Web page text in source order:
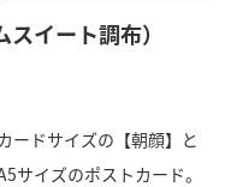
イート調布）
ードサイズの【朝顔】と
サイズのポストカード。